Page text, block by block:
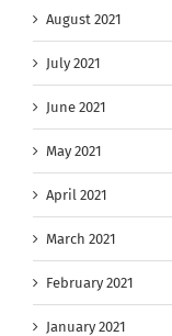
August 2021
July 2021
June 2021
May 2021
April 2021
March 2021
February 2021
January 2021